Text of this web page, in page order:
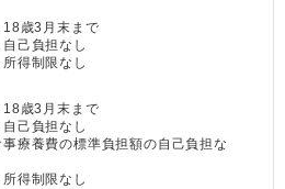
18歳3月末まで
自己負担なし
所得制限なし
18歳3月末まで
自己負担なし
事療養費の標準負担額の自己負担な
所得制限なし